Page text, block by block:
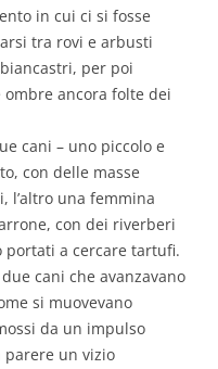
in cui ci si fosse
tra rovi e arbusti
per poi
ancora folte dei
cani – uno piccolo e
con delle masse
l’altro una femmina
con dei riverberi
portati a cercare tartufi.
cani che avanzavano
si muovevano
da un impulso
un vizio